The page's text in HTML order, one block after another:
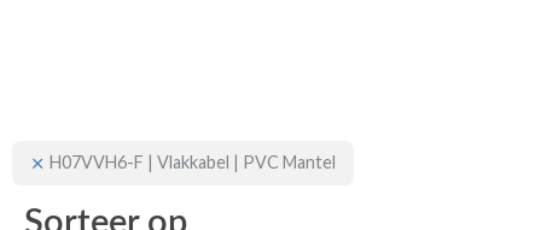
H07VVH6-F | Vlakkabel | PVC Mantel